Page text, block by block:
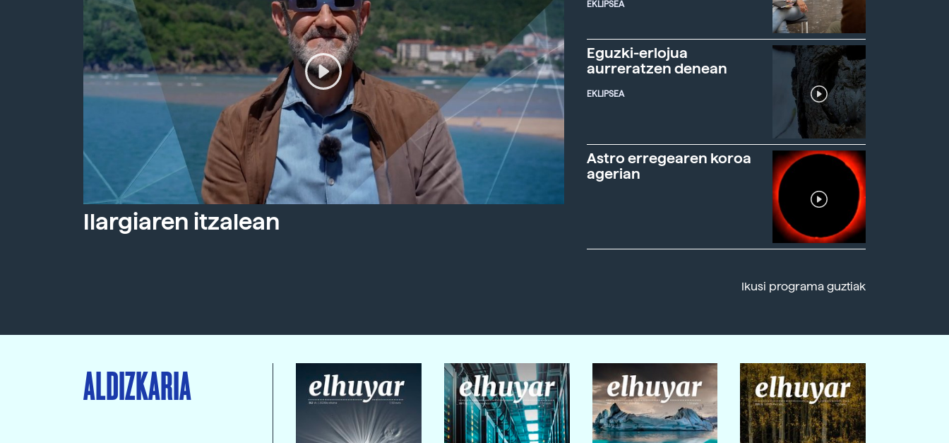
Ilargiaren itzalean
EKLIPSEA
Eguzki-erlojua
aurreratzen denean
EKLIPSEA
Astro erregearen koroa
agerian
Ikusi programa guztiak
ALDIZKARIA